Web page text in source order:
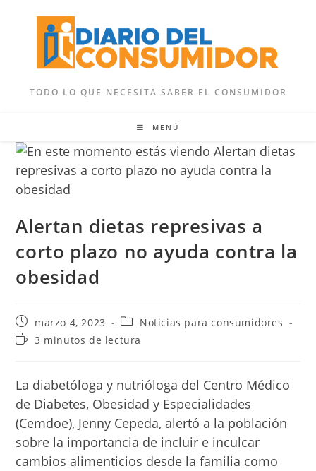
contenido
TODO LO QUE NECESITA SABER EL CONSUMIDOR
MENÚ
Alertan dietas represivas a
corto plazo no ayuda contra la
obesidad
Publicación
de
la
marzo 4, 2023
Categoría
de
la
Noticias para consumidores
Tiempo3 minutos de lectura
La diabetóloga y nutrióloga del Centro Médico
de Diabetes, Obesidad y Especialidades
(Cemdoe), Jenny Cepeda, alertó a la población
sobre la importancia de incluir e inculcar
cambios alimenticios desde la familia como